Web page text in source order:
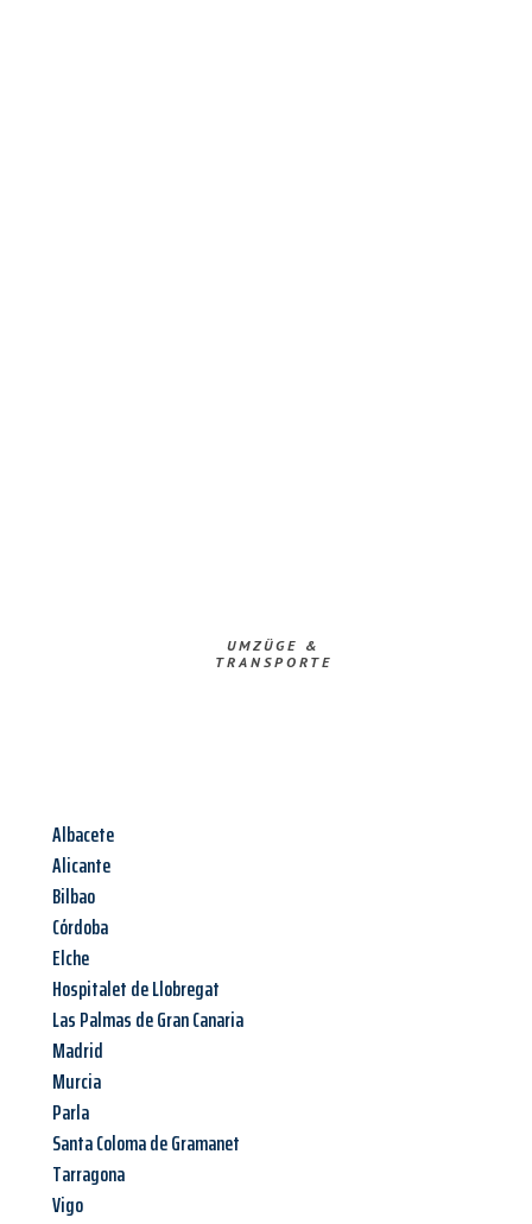
UMZÜGE &
TRANSPORTE
Albacete
Alicante
Bilbao
Córdoba
Elche
Hospitalet de Llobregat
Las Palmas de Gran Canaria
Madrid
Murcia
Parla
Santa Coloma de Gramanet
Tarragona
Vigo